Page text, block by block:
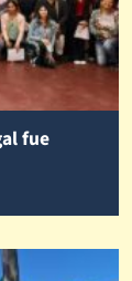
fue